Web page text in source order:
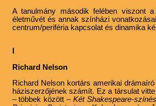
A tanulmány második felében viszont
életművét és annak színházi
centrum/periféria kapcsolat és dinamika
Richard Nelson
Richard Nelson kortárs amerikai
háziszerzőjének számít. Ez a társulat
– többek között – Két Shakespeare-